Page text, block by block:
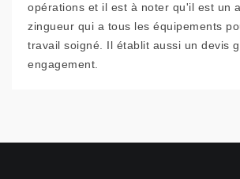
opérations et il est à noter qu'il est un
zingueur qui a tous les équipements
travail soigné. Il établit aussi un devis
engagement.